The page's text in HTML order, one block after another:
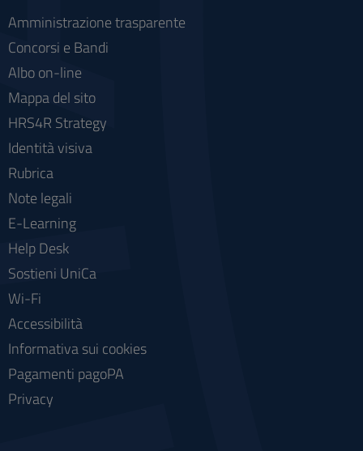
Amministrazione trasparente
Concorsi e Bandi
Albo on-line
Mappa del sito
HRS4R Strategy
Identità visiva
Rubrica
Note legali
E-Learning
Help Desk
Sostieni UniCa
Wi-Fi
Accessibilità
Informativa sui cookies
Pagamenti pagoPA
Privacy